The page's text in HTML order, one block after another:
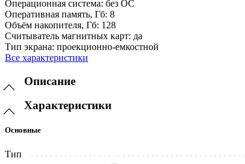
Операционная система: без ОС
Оперативная память, Гб: 8
Объём накопителя, Гб: 128
Считыватель магнитных карт: да
Тип экрана: проекционно-емкостной
Все характеристики
Описание
Характеристики
Основные
Тип